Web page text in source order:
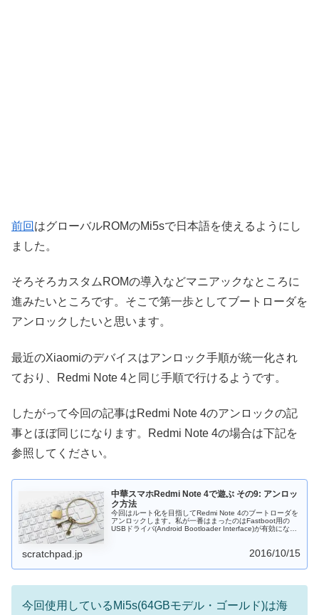
前回 はグローバルROMのMi5sで日本語を使えるようにし
ました。
そろそろカスタムROMの導入などマニアックなところに
進みたいところです。そこで第一歩としてブートローダを
アンロックしたいと思います。
最近のXiaomiのデバイスはアンロック手順が統一化され
ており、Redmi Note 4と同じ手順で行けるようです。
したがって今回の記事はRedmi Note 4のアンロックの記
事とほぼ同じになります。Redmi Note 4の場合は下記を
参照してください。
中華スマホRedmi Note 4で遊ぶ その9: アンロッ
ク方法
今回はルート化を目指してRedmi Note 4のブートローダを
アンロックします。私が一番はまったのはFastboot用の
USBドライバ(Android Bootloader Interface)が有効になら
scratchpad.jp 2016/10/15
今回使用しているMi5s(64GBモデル・ゴールド)は海